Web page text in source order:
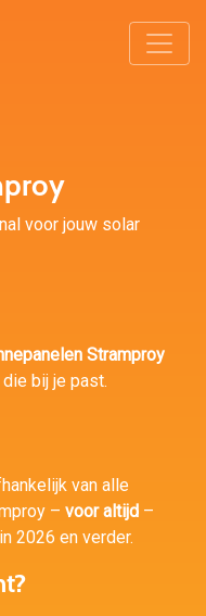
voor jouw solar
Stramproy
bij je past.
van alle
– voor altijd –
2026 en verder.